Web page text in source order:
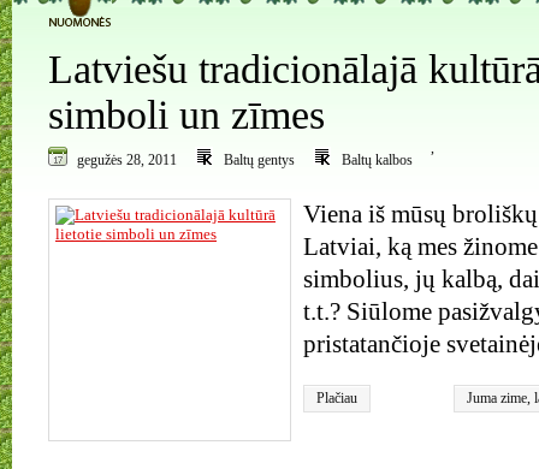
Latviešu tradicionālajā
simboli un zīmes
gegužės 28, 2011 Baltų gentys
,
Baltų kalbos
Viena iš mūsų
Latviai, ką mes
simbolius, jų kalbą,
t.t.? Siūlome
pristatančioje
Plačiau Juma zime,